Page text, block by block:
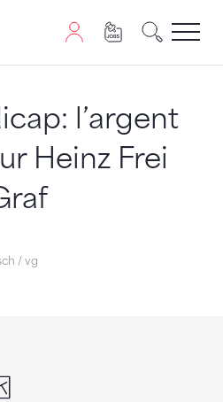
wird JavaScript benötigt.
l’argent
Heinz Frei
/ vg